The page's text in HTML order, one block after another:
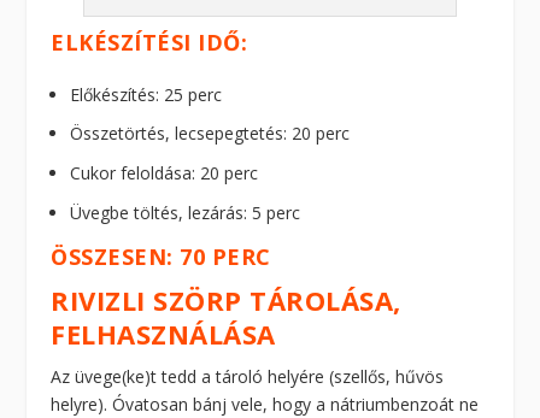
ELKÉSZÍTÉSI IDŐ:
Előkészítés: 25 perc
Összetörtés, lecsepegtetés: 20 perc
Cukor feloldása: 20 perc
Üvegbe töltés, lezárás: 5 perc
ÖSSZESEN: 70 PERC
RIVIZLI SZÖRP TÁROLÁSA,
FELHASZNÁLÁSA
Az üvege(ke)t tedd a tároló helyére (szellős, hűvös
helyre). Óvatosan bánj vele, hogy a nátriumbenzoát ne